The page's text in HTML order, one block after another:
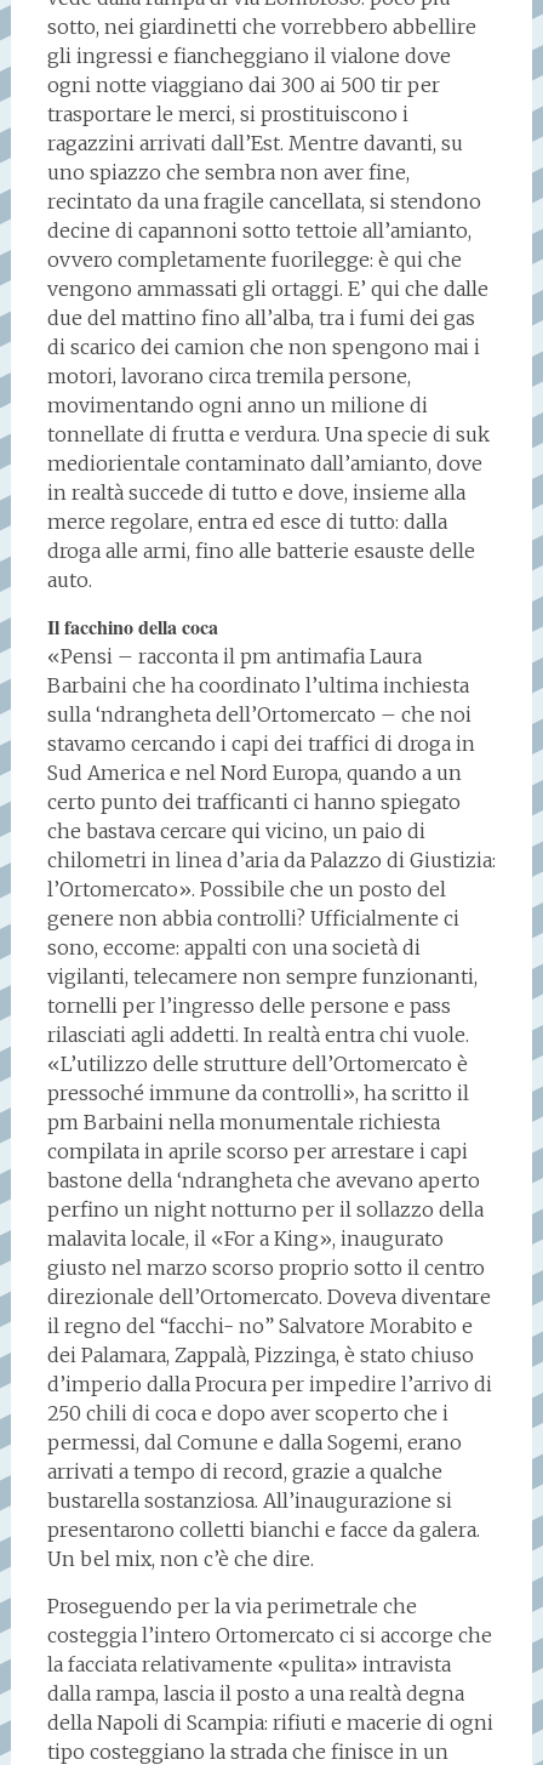
sotto, nei giardinetti che vorrebbero abbellire
gli ingressi e fiancheggiano il vialone dove
ogni notte viaggiano dai 300 ai 500 tir per
trasportare le merci, si prostituiscono i
ragazzini arrivati dall’Est. Mentre davanti, su
uno spiazzo che sembra non aver fine,
recintato da una fragile cancellata, si stendono
decine di capannoni sotto tettoie all’amianto,
ovvero completamente fuorilegge: è qui che
vengono ammassati gli ortaggi. E’ qui che dalle
due del mattino fino all’alba, tra i fumi dei gas
di scarico dei camion che non spengono mai i
motori, lavorano circa tremila persone,
movimentando ogni anno un milione di
tonnellate di frutta e verdura. Una specie di suk
mediorientale contaminato dall’amianto, dove
in realtà succede di tutto e dove, insieme alla
merce regolare, entra ed esce di tutto: dalla
droga alle armi, fino alle batterie esauste delle
auto.
Il facchino della coca
«Pensi – racconta il pm antimafia Laura
Barbaini che ha coordinato l’ultima inchiesta
sulla ‘ndrangheta dell’Ortomercato – che noi
stavamo cercando i capi dei traffici di droga in
Sud America e nel Nord Europa, quando a un
certo punto dei trafficanti ci hanno spiegato
che bastava cercare qui vicino, un paio di
chilometri in linea d’aria da Palazzo di Giustizia:
l’Ortomercato». Possibile che un posto del
genere non abbia controlli? Ufficialmente ci
sono, eccome: appalti con una società di
vigilanti, telecamere non sempre funzionanti,
tornelli per l’ingresso delle persone e pass
rilasciati agli addetti. In realtà entra chi vuole.
«L’utilizzo delle strutture dell’Ortomercato è
pressoché immune da controlli», ha scritto il
pm Barbaini nella monumentale richiesta
compilata in aprile scorso per arrestare i capi
bastone della ‘ndrangheta che avevano aperto
perfino un night notturno per il sollazzo della
malavita locale, il «For a King», inaugurato
giusto nel marzo scorso proprio sotto il centro
direzionale dell’Ortomercato. Doveva diventare
il regno del “facchi- no” Salvatore Morabito e
dei Palamara, Zappalà, Pizzinga, è stato chiuso
d’imperio dalla Procura per impedire l’arrivo di
250 chili di coca e dopo aver scoperto che i
permessi, dal Comune e dalla Sogemi, erano
arrivati a tempo di record, grazie a qualche
bustarella sostanziosa. All’inaugurazione si
presentarono colletti bianchi e facce da galera.
Un bel mix, non c’è che dire.
Proseguendo per la via perimetrale che
costeggia l’intero Ortomercato ci si accorge che
la facciata relativamente «pulita» intravista
dalla rampa, lascia il posto a una realtà degna
della Napoli di Scampia: rifiuti e macerie di ogni
tipo costeggiano la strada che finisce in un